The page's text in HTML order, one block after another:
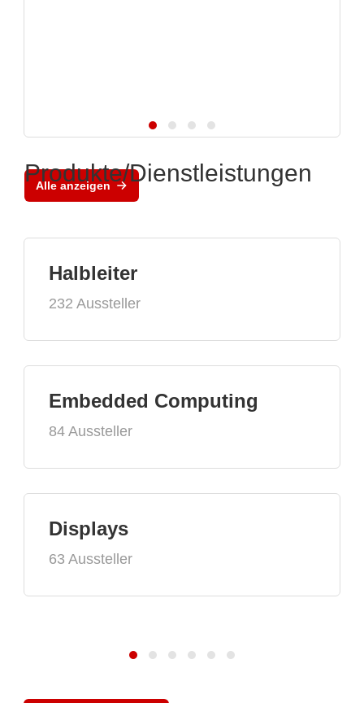
Alle anzeigen
Produkte/Dienstleistungen
Halbleiter
232 Aussteller
Embedded Computing
84 Aussteller
Displays
63 Aussteller